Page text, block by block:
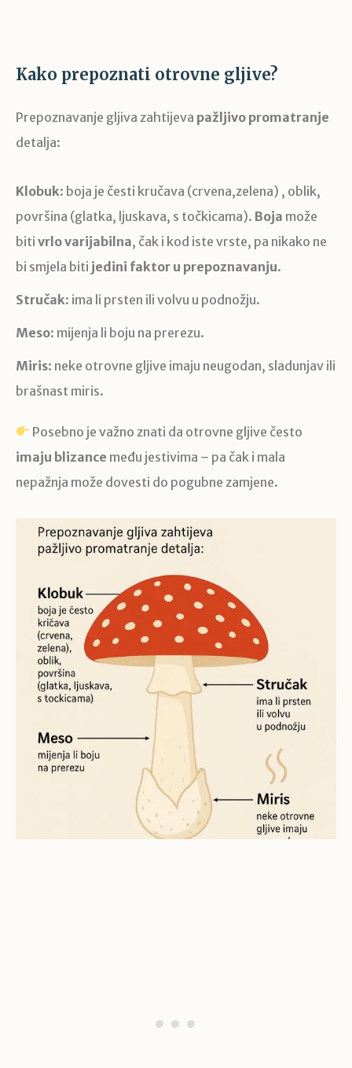
Kako prepoznati otrovne gljive?
Prepoznavanje gljiva zahtijeva pažljivo promatranje
detalja:
Klobuk: boja je česti kručava (crvena,zelena) , oblik,
površina (glatka, ljuskava, s točkicama). Boja može
biti vrlo varijabilna, čak i kod iste vrste, pa nikako ne
bi smjela biti jedini faktor u prepoznavanju.
Stručak: ima li prsten ili volvu u podnožju.
Meso: mijenja li boju na prerezu.
Miris: neke otrovne gljive imaju neugodan, sladunjav ili
brašnast miris.
Posebno je važno znati da otrovne gljive često
imaju blizance među jestivima – pa čak i mala
nepažnja može dovesti do pogubne zamjene.